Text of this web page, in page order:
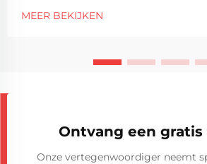
integratie van automatisering in
MEER BEKIJKEN
Ontvang een
Onze vertegenwoordiger neemt